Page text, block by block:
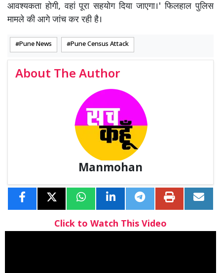
आवश्यकता होगी, वहां पूरा सहयोग दिया जाएगा।' फिलहाल पुलिस
मामले की आगे जांच कर रही है।
Pune News Pune Census Attack
About The Author
Manmohan
Click to Watch This Video